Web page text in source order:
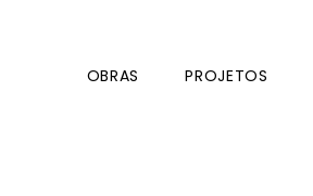
OBRAS PROJETOS